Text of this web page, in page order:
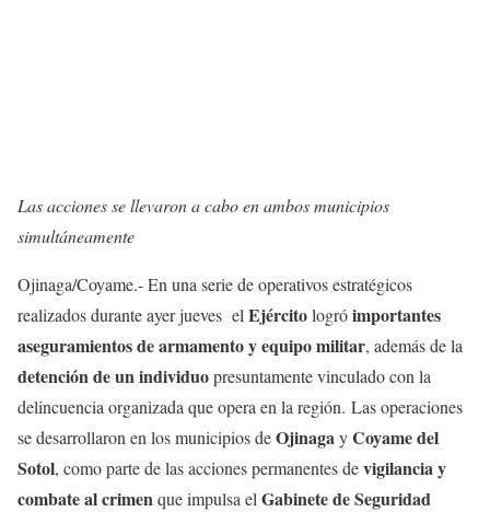
Las acciones se llevaron a cabo en ambos municipios
simultáneamente
Ojinaga/Coyame.- En una serie de operativos estratégicos
realizados durante ayer jueves el Ejércitologróimportantes
aseguramientos de armamento y equipo militar, además de la
detención de un individuopresuntamente vinculado con la
delincuencia organizada que opera en la región. Las operaciones
se desarrollaron en los municipios deOjinagayCoyame del
Sotol, como parte de las acciones permanentes devigilancia y
combate al crimenque impulsa el Gabinete de Seguridad